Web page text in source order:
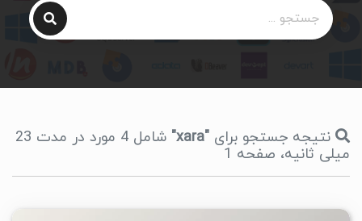
نتیجه جستجو برای "xara"
شامل 4 مورد در مدت 23
میلی ثانیه، صفحه 1